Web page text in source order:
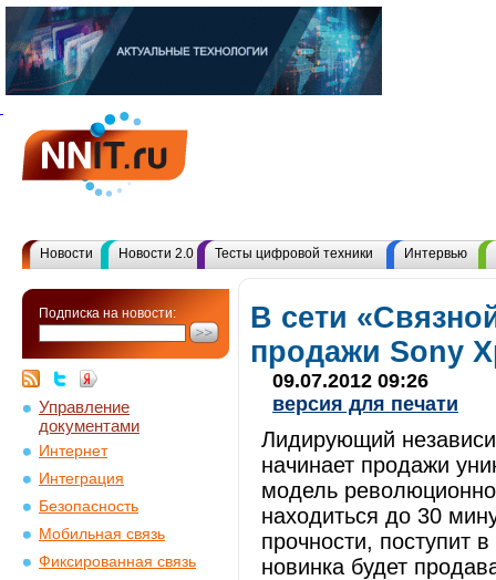
Новости Новости 2.0 Тесты цифровой техники Интервью
Подписка на новости:
Управление
документами
Интернет
Интеграция
Безопасность
Мобильная связь
Фиксированная связь
В сети
продажи Sony
09.07.2012 09:26
версия для печати
Лидирующий
начинает продажи
модель
находиться до 30
прочности, поступит
новинка будет